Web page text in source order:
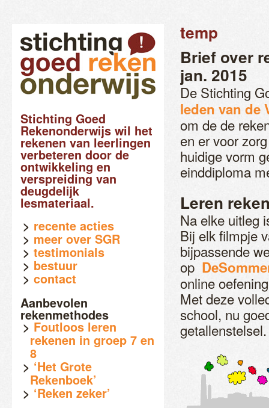
temp
Brief over
jan. 2015
De Stichting
leden van de
om de de
en er voor
huidige vorm
einddiploma
Leren
Na elke uitleg
Bij elk filmpje
bijpassende
op
online
Met deze
school, nu
getallenstelsel.
Stichting Goed
Rekenonderwijs wil het
rekenen van leerlingen
verbeteren door de
ontwikkeling en
verspreiding van
deugdelijk
lesmateriaal.
recente acties
meer over SGR
testimonials
bestuur
contact
Aanbevolen
rekenmethodes
Foutloos leren
rekenen in groep 7 en
8
‘Het Grote
Rekenboek’
‘Reken zeker’